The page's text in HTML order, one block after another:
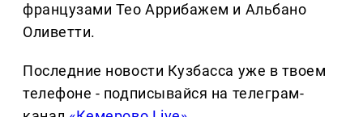
французами Тео Аррибажем и Альбано
Оливетти.
Последние новости Кузбасса уже в твоем
телефоне - подписывайся на телеграм-